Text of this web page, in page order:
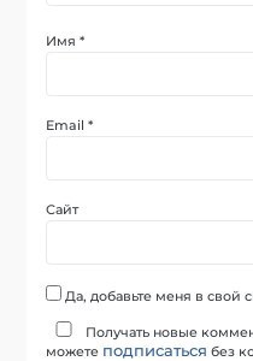
Имя*
Email*
Сайт
Да, добавьте меня в свой
Получать новые
можете подписаться без